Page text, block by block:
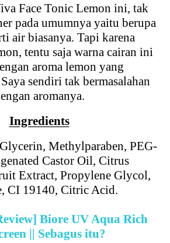
Face Tonic Lemon ini, tak
pada umumnya yaitu berupa
air biasanya. Tapi karena
tentu saja warna cairan ini
aroma lemon yang
sendiri tak bermasalahan
aromanya.
Ingredients
Methylparaben, PEG-
Castor Oil, Citrus
Extract, Propylene Glycol,
CI 19140, Citric Acid.
Biore UV Aqua Rich
|| Sebagus itu?